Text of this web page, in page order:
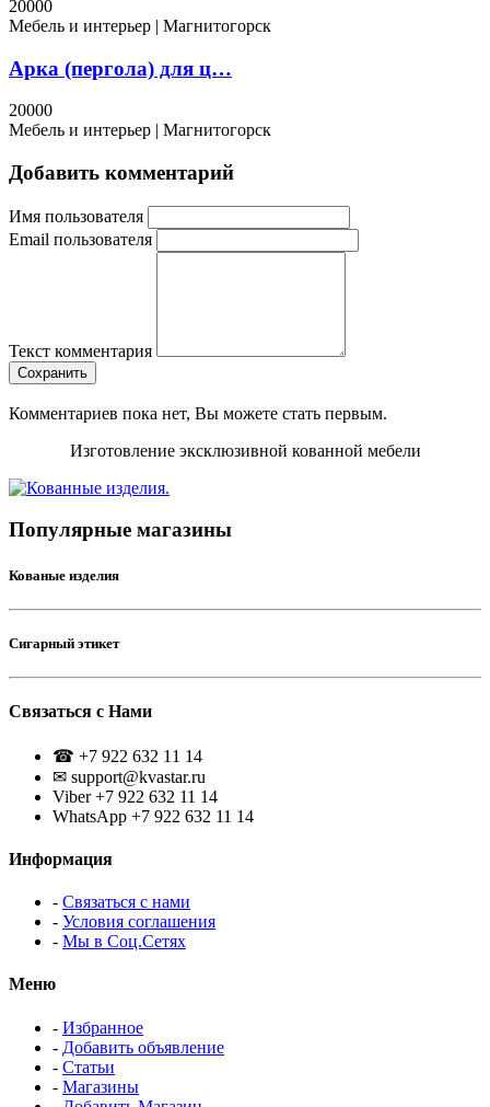
20000
Мебель и интерьер | Магнитогорск
Арка (пергола) для ц…
20000
Мебель и интерьер | Магнитогорск
Добавить комментарий
Имя пользователя
Email пользователя
Текст комментария
Сохранить
Комментариев пока нет, Вы можете стать первым.
Изготовление эксклюзивной кованной мебели
Популярные магазины
Кованые изделия
Сигарный этикет
Связаться с Нами
☎ +7 922 632 11 14
✉ support@kvastar.ru
Viber +7 922 632 11 14
WhatsApp +7 922 632 11 14
Информация
- Связаться с нами
- Условия соглашения
- Мы в Соц.Сетях
Меню
- Избранное
- Добавить объявление
- Статьи
- Магазины